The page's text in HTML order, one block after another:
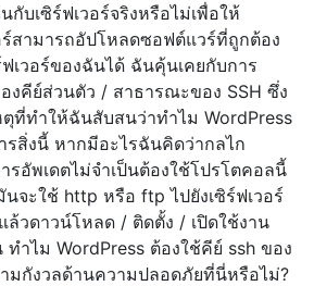
กับเซิร์ฟเวอร์จริงหรือไม่เพื่อให้
ร์สามารถอัปโหลดซอฟต์แวร์ที่ถูกต้อง
ฟเวอร์ของฉันได้ ฉันคุ้นเคยกับการ
งคีย์ส่วนตัว / สาธารณะของ SSH ซึ่ง
ตุที่ทำให้ฉันสับสนว่าทำไม WordPress
รสิ่งนี้ หากมีอะไรฉันคิดว่ากลไก
รอัพเดตไม่จำเป็นต้องใช้โปรโตคอลนี้
จะใช้ http หรือ ftp ไปยังเซิร์ฟเวอร์
ล้วดาวน์โหลด / ติดตั้ง / เปิดใช้งาน
ทำไม WordPress ต้องใช้คีย์ ssh ของ
มกังวลด้านความปลอดภัยที่นี่หรือไม่?